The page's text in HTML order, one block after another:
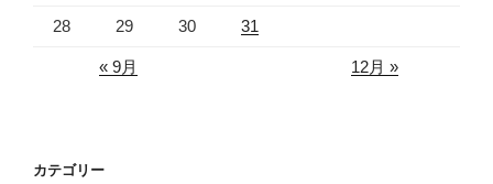
28 29 30 31
« 9月 12月 »
カテゴリー